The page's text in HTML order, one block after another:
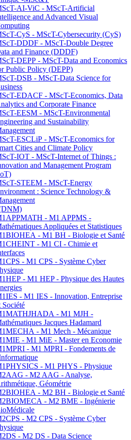
AI-ViC - MScT-Artificial
and Advanced Visual
CyS - MScT-Cybersecurity (CyS)
DDDF - MScT-Double Degree
and Finance (DDDF)
DEPP - MScT-Data and Economics
Public Policy (DEPP)
DSB - MScT-Data Science for
EDACF - MScT-Economics, Data
and Corporate Finance
EESM - MScT-Environmental
and Sustainability
ESCLiP - MScT-Economics for
Cities and Climate Policy
IOT - MScT-Internet of Things :
and Management Program
STEEM - MScT-Energy
: Science Technology &
- M1 APPMS -
Appliquées et Statistiques
- M1 BH - Biologie et Santé
- M1 CI - Chimie et
- M1 CPS - Système Cyber
- M1 HEP - Physique des Hautes
- M1 IES - Innovation, Entreprise
Société
- M1 MJH -
Jacques Hadamard
- M1 Mech - Mécanique
- M1 MiE - Master en Economie
- M1 MPRI - Fondements de
- M1 PHYS - Physique
- M2 AAG - Analyse,
Géométrie
- M2 BH - Biologie et Santé
- M2 BME - Ingénierie
- M2 CPS - Système Cyber
- M2 DS - Data Science